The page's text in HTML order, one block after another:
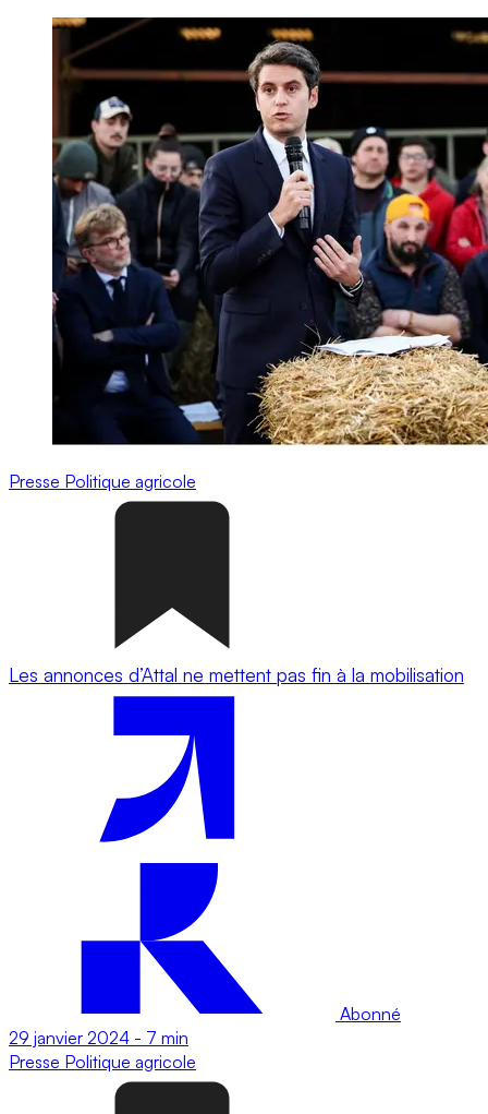
Presse Politique agricole
Les annonces d’Attal ne mettent pas fin à la mobilisation
Abonné
29 janvier 2024 - 7 min
Presse Politique agricole